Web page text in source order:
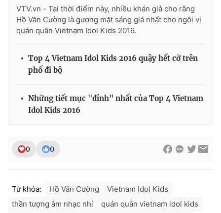
VTV.vn - Tại thời điểm này, nhiều khán giả cho rằng
Hồ Văn Cường là gương mặt sáng giá nhất cho ngôi vị
quán quân Vietnam Idol Kids 2016.
Top 4 Vietnam Idol Kids 2016 quậy hết cỡ trên
phố đi bộ
Những tiết mục "đỉnh" nhất của Top 4 Vietnam
Idol Kids 2016
0 0
Từ khóa: Hồ Văn Cường
Vietnam Idol Kids
thần tượng âm nhạc nhí
quán quân vietnam idol kids